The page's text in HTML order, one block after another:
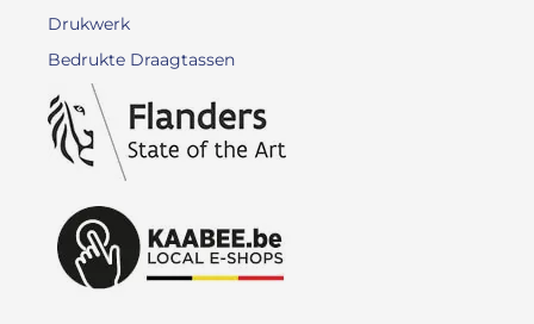
Drukwerk
Bedrukte Draagtassen